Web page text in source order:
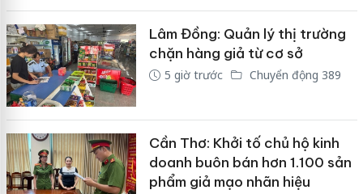
Lâm Đồng: Quản lý thị trường
chặn hàng giả từ cơ sở
5 giờ trước Chuyển động 389
Cần Thơ: Khởi tố chủ hộ kinh
doanh buôn bán hơn 1.100 sản
phẩm giả mạo nhãn hiệu